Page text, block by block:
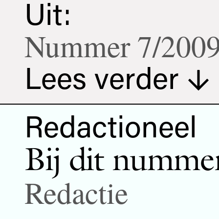
Uit:
Nummer 7/
Lees verder
Redactioneel
Bij dit
Redactie